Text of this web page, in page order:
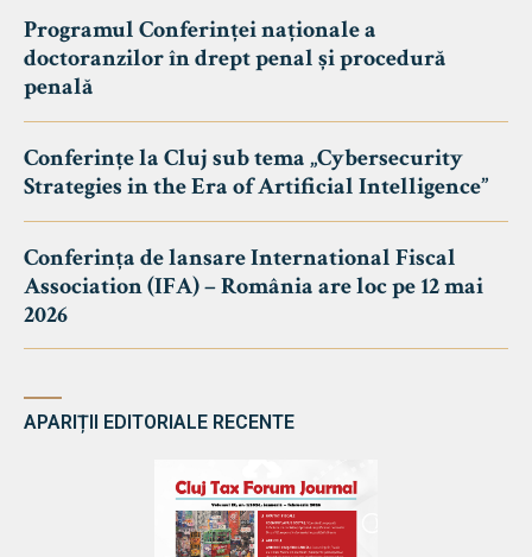
Programul Conferinței naționale a
doctoranzilor în drept penal și procedură
penală
Conferințe la Cluj sub tema „Cybersecurity
Strategies in the Era of Artificial Intelligence”
Conferința de lansare International Fiscal
Association (IFA) – România are loc pe 12 mai
2026
APARIȚII EDITORIALE RECENTE